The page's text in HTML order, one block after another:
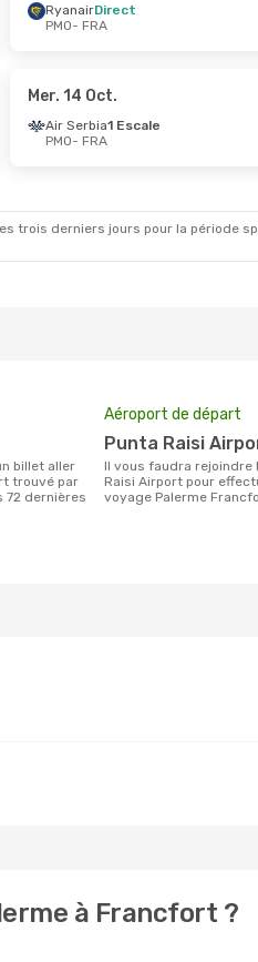
RyanairDirect
PMO- FRA
Mer. 14 Oct.
Air Serbia1 Escale
PMO- FRA
trois derniers jours pour la période
trouvé par
72 dernières
Aéroport de départ
Punta Raisi
Il vous faudra rejoindre l'aéroport Punta
Raisi Airport pour
voyage Palerme
à Francfort ?